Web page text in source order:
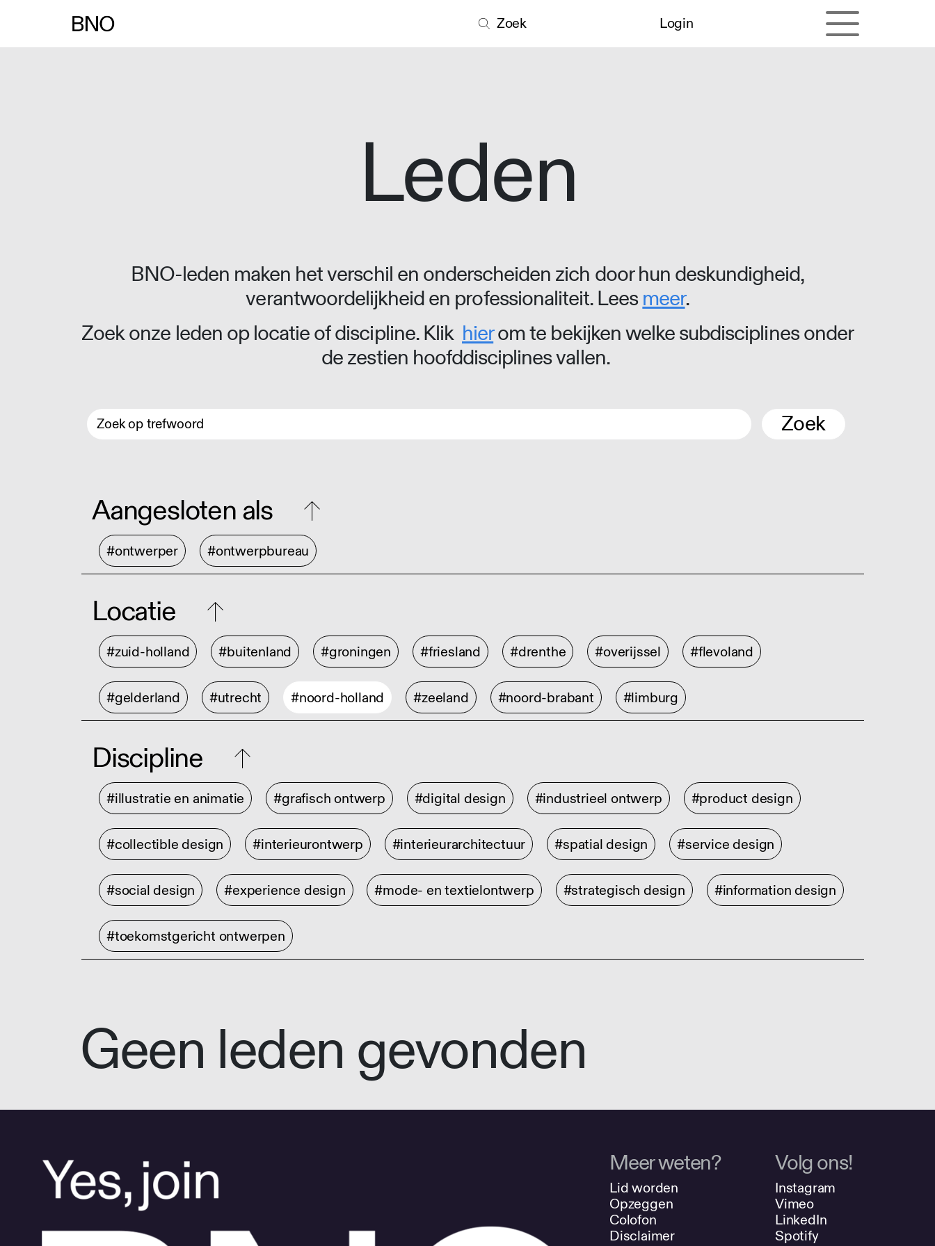
Zoek Login
Leden
BNO-leden maken het verschil en onderscheiden zich door hun deskundigheid,
verantwoordelijkheid en professionaliteit. Leesmeer.
Zoek onze leden op locatie of discipline. Klik hierom te bekijken welke subdisciplines onder
de zestien hoofddisciplines vallen.
Zoek
Aangesloten als
#ontwerper #ontwerpbureau
Locatie
#zuid-holland #buitenland #groningen #friesland #drenthe #overijssel #flevoland
#gelderland #utrecht #noord-holland #zeeland #noord-brabant #limburg
Discipline
#illustratie en animatie #grafisch ontwerp #digital design #industrieel ontwerp #product design
#collectible design #interieurontwerp #interieurarchitectuur #spatial design #service design
#social design #experience design #mode- en textielontwerp #strategisch design #information design
#toekomstgericht ontwerpen
Geen leden gevonden
Meer weten?
Lid worden
Opzeggen
Colofon
Disclaimer
Volg ons!
Instagram
Vimeo
LinkedIn
Spotify